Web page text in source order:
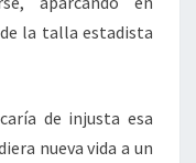
la talla estadista
de injusta esa
nueva vida a un